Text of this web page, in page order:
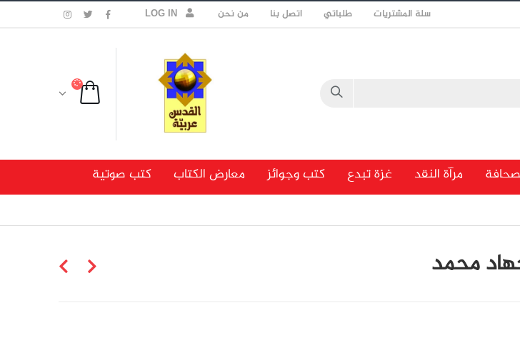
سلة المشتريات طلباتي اتصل بنا من نحن LOG IN
مرآة النقد غزة تبدع كتب وجوائز معارض الكتاب كتب صوتية
محمد